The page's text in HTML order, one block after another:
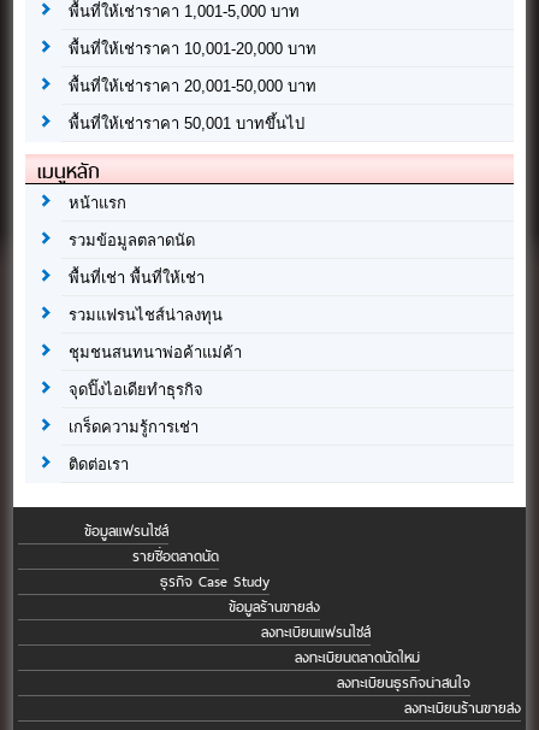
พื้นที่ให้เช่าราคา 1,001-5,000 บาท
พื้นที่ให้เช่าราคา 10,001-20,000 บาท
พื้นที่ให้เช่าราคา 20,001-50,000 บาท
พื้นที่ให้เช่าราคา 50,001 บาทขึ้นไป
เมนูหลัก
หน้าแรก
รวมข้อมูลตลาดนัด
พื้นที่เช่า พื้นที่ให้เช่า
รวมแฟรนไชส์น่าลงทุน
ชุมชนสนทนาพ่อค้าแม่ค้า
จุดปิ๊งไอเดียทำธุรกิจ
เกร็ดความรู้การเช่า
ติดต่อเรา
ข้อมูลแฟรนไชส์
รายชื่อตลาดนัด
ธุรกิจ Case Study
ข้อมูลร้านขายส่ง
ลงทะเบียนแฟรนไชส์
ลงทะเบียนตลาดนัดใหม่
ลงทะเบียนธุรกิจน่าสนใจ
ลงทะเบียนร้านขายส่ง